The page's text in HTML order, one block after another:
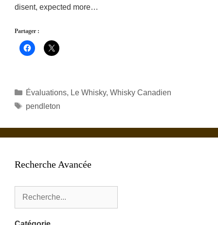
disent, expected more…
Partager :
Catégories
Évaluations, Le Whisky, Whisky Canadien
Étiquettes
pendleton
Recherche Avancée